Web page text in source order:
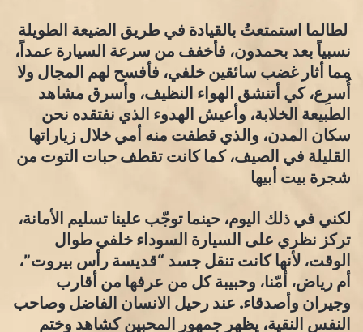
لطالما استمتعتُ بالقيادة في طريق الضيعة الطويلة
نسبياً بعد بحمدون، فأخفف من سرعة السيارة عمداً،
مما أثار غضب سائقين خلفي، فأفسح لهم المجال ولا
أُسرِع، كي أتنشق الهواء النظيف، وأسرق مشاهد
الطبيعة الخلابة، وأعيش الهدوء الذي نفتقده نحن
سكان المدن، والذي قطفت منه أمي خلال زياراتها
القليلة في الصيف، كما كانت تقطف حبات التوت من
شجرة بيت أبيها
لكني في ذلك اليوم، حينما توجّب علينا تسليم الأمانة،
تركز نظري على السيارة السوداء خلفي طوال
الوقت، لأنها كانت تنقل جسد “قديسة رأس بيروت”،
أم رياض، أمّنا، وحبيبة كل من عرفها من أقارب
وجيران وأصدقاء. عند رحيل الانسان الفاضل وصاحب
النفس النقية، يظهر جمهور المحبين كشاهد وختم